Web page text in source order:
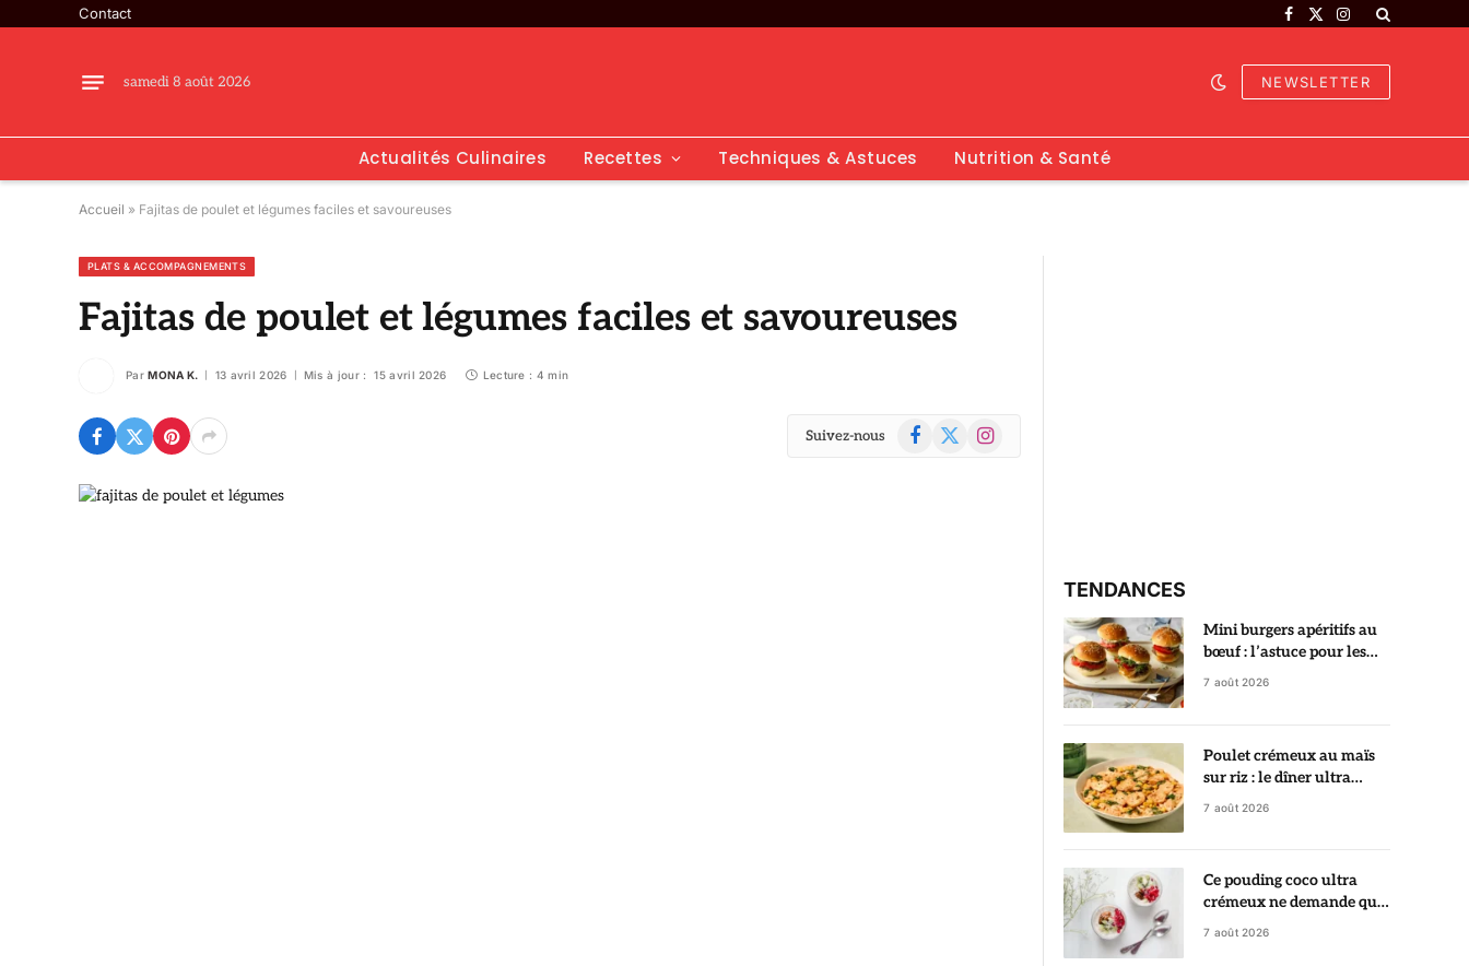
Contact
Facebook
X
Instagram
samedi 8 août 2026 NEWSLETTER
Actualités Culinaires Recettes Techniques & Astuces Nutrition & Santé
Accueil » Fajitas de poulet et légumes faciles et savoureuses
PLATS & ACCOMPAGNEMENTS
Fajitas de poulet et légumes faciles et savoureuses
Par MONA K. 13 avril 2026 Mis à jour : 15 avril 2026 Lecture : 4 min
Suivez-nous Facebook
X
Instagram
TENDANCES
Mini burgers apéritifs au
bœuf : l’astuce pour les
garder ultra juteux
7 août 2026
Poulet crémeux au maïs
sur riz : le dîner ultra
gourmand prêt en 35
7 août 2026
Ce pouding coco ultra
crémeux ne demande que
5 minutes de préparation
7 août 2026